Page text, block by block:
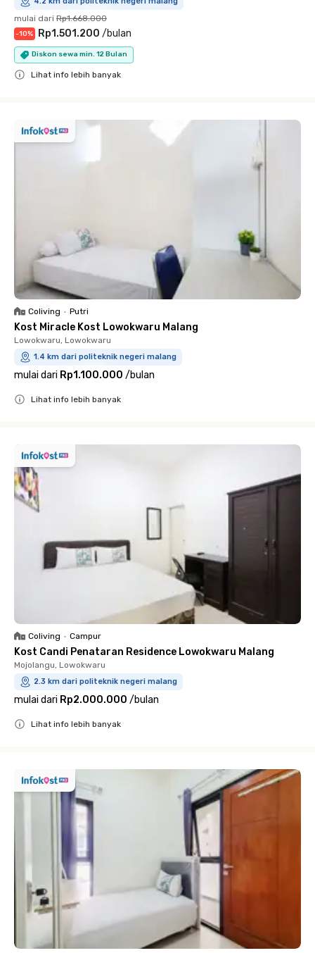
mulai dari Rp1.668.000
-10% Rp1.501.200 /bulan
Diskon sewa min. 12 Bulan
Lihat info lebih banyak
Coliving • Putri
Kost Miracle Kost Lowokwaru Malang
Lowokwaru, Lowokwaru
1.4 km dari politeknik negeri malang
mulai dari Rp1.100.000 /bulan
Lihat info lebih banyak
Coliving • Campur
Kost Candi Penataran Residence Lowokwaru Malang
Mojolangu, Lowokwaru
2.3 km dari politeknik negeri malang
mulai dari Rp2.000.000 /bulan
Lihat info lebih banyak